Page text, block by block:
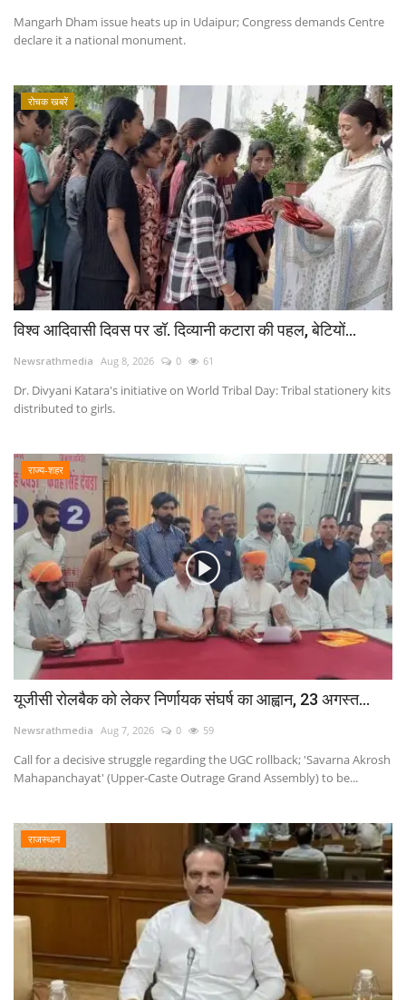
Mangarh Dham issue heats up in Udaipur; Congress demands Centre
declare it a national monument.
रोचक खबरें
विश्व आदिवासी दिवस पर डॉ. दिव्यानी कटारा की पहल, बेटियों...
Newsrathmedia Aug 8, 2026 0 61
Dr. Divyani Katara's initiative on World Tribal Day: Tribal stationery kits
distributed to girls.
राज्य-शहर
यूजीसी रोलबैक को लेकर निर्णायक संघर्ष का आह्वान, 23 अगस्त...
Newsrathmedia Aug 7, 2026 0 59
Call for a decisive struggle regarding the UGC rollback; 'Savarna Akrosh
Mahapanchayat' (Upper-Caste Outrage Grand Assembly) to be...
राजस्थान